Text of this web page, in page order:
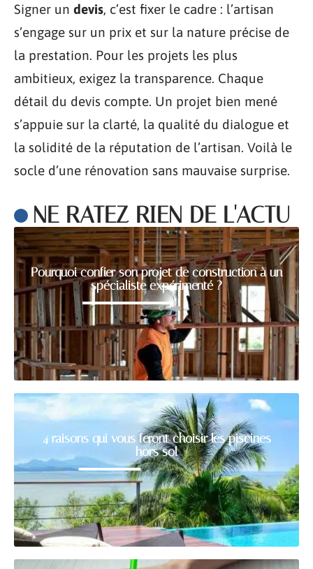
Signer un devis, c’est fixer le cadre : l’artisan
s’engage sur un prix et sur la nature précise de
la prestation. Pour les projets les plus
ambitieux, exigez la transparence. Chaque
détail du devis compte. Un projet bien mené
s’appuie sur la clarté, la qualité du dialogue et
la solidité de la réputation de l’artisan. Voilà le
socle d’une rénovation sans mauvaise surprise.
NE RATEZ RIEN DE L'ACTU
Pourquoi confier son projet de construction à un
spécialiste expérimenté ?
4 raisons qui vous feront choisir les piscines
hors sol